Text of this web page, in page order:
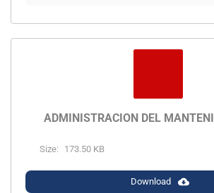
ADMINISTRACIÓN DEL
Size: 173.50 KB
Download